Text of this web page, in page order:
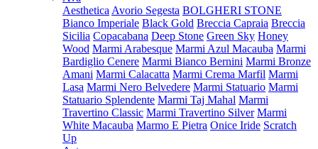
Aesthetica Avorio Segesta BOLGHERI STONE
Bianco Imperiale Black Gold Breccia Capraia Breccia
Sicilia Copacabana Deep Stone Green Sky Honey
Wood Marmi Arabesque Marmi Azul Macauba Marmi
Bardiglio Cenere Marmi Bianco Bernini Marmi Bronze
Amani Marmi Calacatta Marmi Crema Marfil Marmi
Lasa Marmi Nero Belvedere Marmi Statuario Marmi
Statuario Splendente Marmi Taj Mahal Marmi
Travertino Classic Marmi Travertino Silver Marmi
White Macauba Marmo E Pietra Onice Iride Scratch
Up